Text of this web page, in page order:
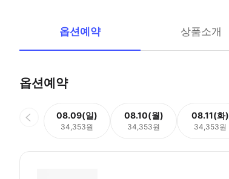
옵션예약 상품소개
옵션예약
08.09(일)
34,353원
08.10(월)
34,353원
08.11(화)
34,353원